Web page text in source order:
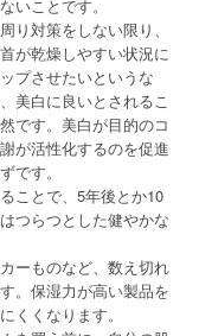
いことです。
り対策をしない限り、
が乾燥しやすい状況に
プさせたいというな
美白に良いとされるこ
です。美白が目的のコ
が活性化するのを促進
です。
ことで、5年後とか10
つらつとした健やかな
ーものなど、数え切れ
。保湿力が高い製品を
くくなります。